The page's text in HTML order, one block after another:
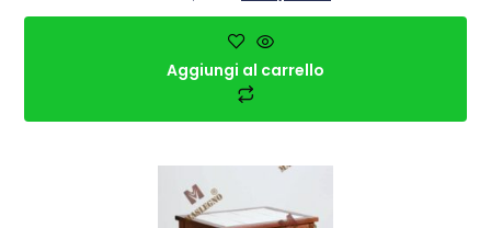
Aggiungi al carrello